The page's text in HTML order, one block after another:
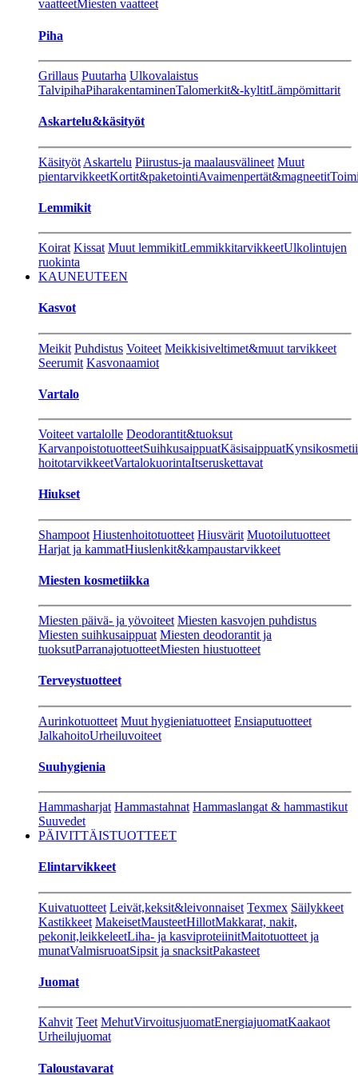
vaatteetMiesten vaatteet
Piha
Grillaus Puutarha Ulkovalaistus
TalvipihaPiharakentaminenTalomerkit&-kyltitLämpömittarit
Askartelu&käsityöt
Käsityöt Askartelu Piirustus-ja maalausvälineet Muut
pientarvikkeetKortit&paketointiAvaimenpertät&magneetit
Lemmikit
Koirat Kissat Muut lemmikitLemmikkitarvikkeetUlkolintujen
ruokinta
KAUNEUTEEN
Kasvot
Meikit Puhdistus Voiteet Meikkisiveltimet&muut tarvikkeet
Seerumit Kasvonaamiot
Vartalo
Voiteet vartalolle Deodorantit&tuoksut
KarvanpoistotuotteetSuihkusaippuatKäsisaippuat
hoitotarvikkeetVartalokuorintaItseruskettavat
Hiukset
Shampoot Hiustenhoitotuotteet Hiusvärit Muotoilutuotteet
Harjat ja kammatHiuslenkit&kampaustarvikkeet
Miesten kosmetiikka
Miesten päivä- ja yövoiteet Miesten kasvojen puhdistus
Miesten suihkusaippuat Miesten deodorantit ja
tuoksutParranajotuotteetMiesten hiustuotteet
Terveystuotteet
Aurinkotuotteet Muut hygieniatuotteet Ensiaputuotteet
JalkahoitoUrheiluvoiteet
Suuhygienia
Hammasharjat Hammastahnat Hammaslangat & hammastikut
Suuvedet
PÄIVITTÄISTUOTTEET
Elintarvikkeet
Kuivatuotteet Leivät,keksit&leivonnaiset Texmex Säilykkeet
Kastikkeet MakeisetMausteetHillotMakkarat, nakit,
pekonit,leikkeleetLiha- ja kasviproteiinitMaitotuotteet ja
munatValmisruoatSipsit ja snacksitPakasteet
Juomat
Kahvit Teet MehutVirvoitusjuomatEnergiajuomatKaakaot
Urheilujuomat
Taloustavarat